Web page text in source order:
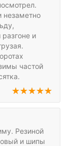
незаметно
и
частой
Резиной
и шипы